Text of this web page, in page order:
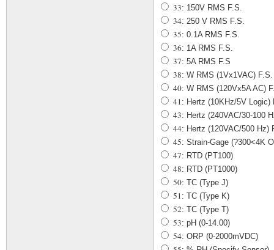
33: 150V RMS F.S.
34: 250 V RMS F.S.
35: 0.1A RMS F.S.
36: 1A RMS F.S.
37: 5A RMS F.S
38: W RMS (1Vx1VAC) F.S.
40: W RMS (120Vx5A AC)
41 : Hertz (10KHz/5V Logic)
43: Hertz (240VAC/30-100
44: Hertz (120VAC/500 Hz)
45: Strain-Gage (?300<4K
47: RTD (PT100)
48: RTD (PT1000)
50: TC (Type J)
51 : TC (Type K)
52: TC (Type T)
53: pH (0-14.00)
54: ORP (0-2000mVDC)